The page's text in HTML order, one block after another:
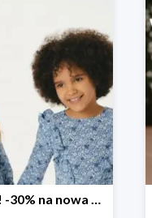
Witamy wiosnę! -30% na nowa kolekcję